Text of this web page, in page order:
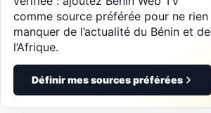
comme source préférée pour ne rien
manquer de l’actualité du Bénin et de
l’Afrique.
Définir mes sources préférées